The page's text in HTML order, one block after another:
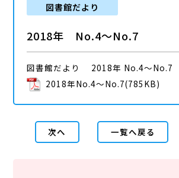
図書館だより
2018年 No.4～No.7
図書館だより 2018年 No.4～No.7
2018年No.4～No.7(785KB)
次へ 一覧へ戻る